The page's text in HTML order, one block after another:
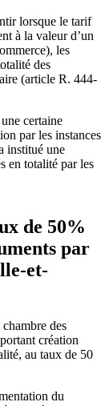
lorsque le tarif
à la valeur d’un
les
des
(article R. 444-
certaine
par les instances
institué une
en totalité par les
de 50%
par
et-
des
création
au taux de 50
du